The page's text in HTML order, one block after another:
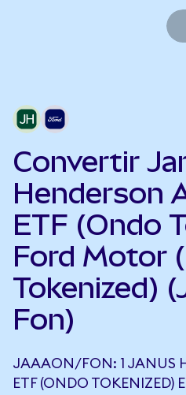
Convertir
Henderson
ETF (Ondo
Ford Motor
Tokenized)
Fon)
JAAAON/FON: 1 JANUS
ETF (ONDO TOKENIZED)